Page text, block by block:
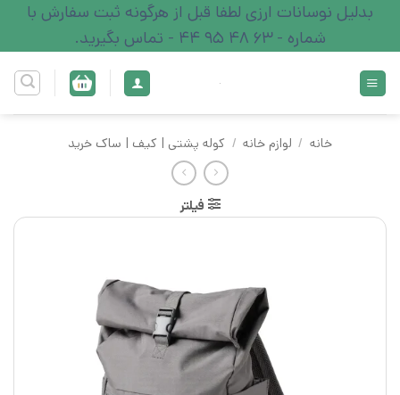
content
بدلیل نوسانات ارزی لطفا قبل از هرگونه ثبت سفارش با
شماره - 63 48 95 44 - تماس بگیرید.
خانه / لوازم خانه / کوله پشتی | کیف | ساک خرید
فیلتر